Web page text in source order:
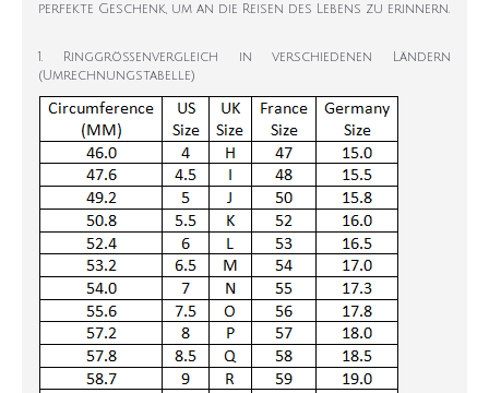
perfekte Geschenk, um an die Reisen des Lebens zu erinnern.
1. Ringgrößenvergleich in verschiedenen Ländern
(Umrechnungstabelle)